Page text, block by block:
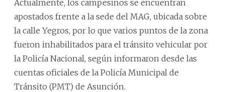
Actualmente, los campesinos se encuentran
apostados frente a la sede del MAG, ubicada sobre
la calle Yegros, por lo que varios puntos de la zona
fueron inhabilitados para el tránsito vehicular por
la Policía Nacional, según informaron desde las
cuentas oficiales de la Policía Municipal de
Tránsito (PMT) de Asunción.